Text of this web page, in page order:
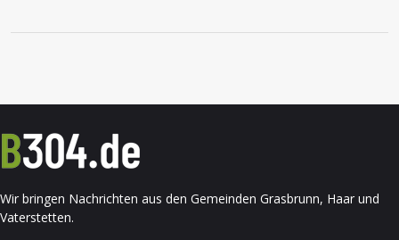
Wir bringen Nachrichten aus den Gemeinden Grasbrunn, Haar und
Vaterstetten.